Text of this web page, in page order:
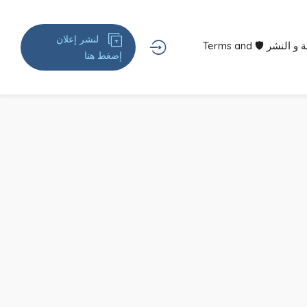
شروط الخدمة و النشر 🛡 Terms and
لنشر إعلان
إضغط هنا